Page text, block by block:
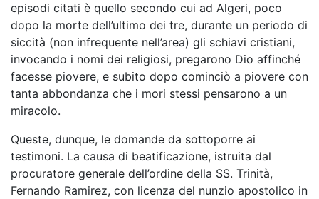
episodi citati è quello secondo cui ad Algeri, poco
dopo la morte dell’ultimo dei tre, durante un periodo di
siccità (non infrequente nell’area) gli schiavi cristiani,
invocando i nomi dei religiosi, pregarono Dio affinché
facesse piovere, e subito dopo cominciò a piovere con
tanta abbondanza che i mori stessi pensarono a un
miracolo.
Queste, dunque, le domande da sottoporre ai
testimoni. La causa di beatificazione, istruita dal
procuratore generale dell’ordine della SS. Trinità,
Fernando Ramirez, con licenza del nunzio apostolico in